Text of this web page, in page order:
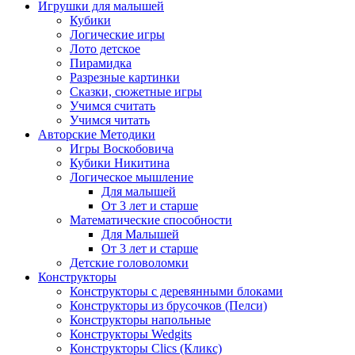
Игрушки для малышей
Кубики
Логические игры
Лото детское
Пирамидка
Разрезные картинки
Сказки, сюжетные игры
Учимся считать
Учимся читать
Авторские Методики
Игры Воскобовича
Кубики Никитина
Логическое мышление
Для малышей
От 3 лет и старше
Математические способности
Для Малышей
От 3 лет и старше
Детские головоломки
Конструкторы
Конструкторы с деревянными блоками
Конструкторы из брусочков (Пелси)
Конструкторы напольные
Конструкторы Wedgits
Конструкторы Clics (Кликс)